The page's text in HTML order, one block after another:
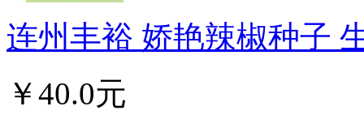
连州丰裕 娇艳辣椒种子
￥40.0元